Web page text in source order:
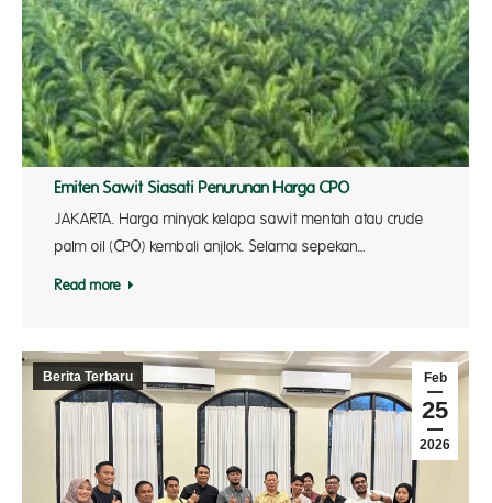
Emiten Sawit Siasati Penurunan Harga CPO
JAKARTA. Harga minyak kelapa sawit mentah atau crude
palm oil (CPO) kembali anjlok. Selama sepekan…
Read more
Feb
25
2026
Berita Terbaru